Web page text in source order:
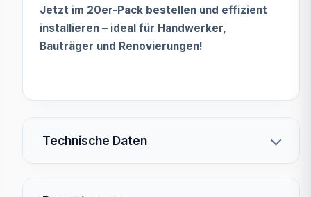
Jetzt im 20er-Pack bestellen und effizient
installieren – ideal für Handwerker,
Bauträger und Renovierungen!
Technische Daten